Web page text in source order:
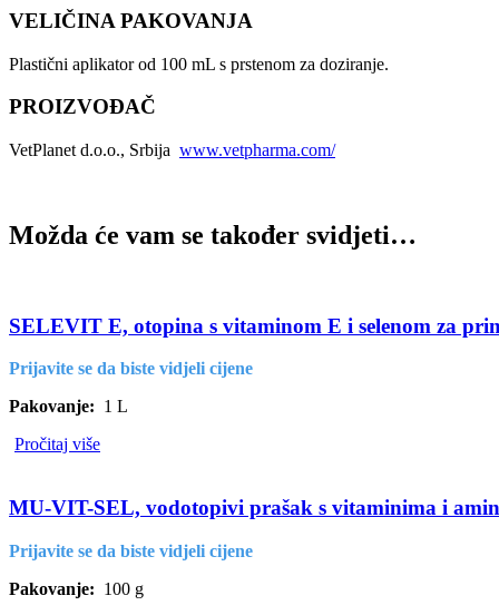
VELIČINA PAKOVANJA
Plastični aplikator od 100 mL s prstenom za doziranje.
PROIZVOĐAČ
VetPlanet d.o.o., Srbija www.vetpharma.com/
Možda će vam se također svidjeti…
SELEVIT E, otopina s vitaminom E i selenom za
Prijavite se da biste vidjeli cijene
Pakovanje: 1 L
Pročitaj više
MU-VIT-SEL, vodotopivi prašak s vitaminima i
Prijavite se da biste vidjeli cijene
Pakovanje: 100 g